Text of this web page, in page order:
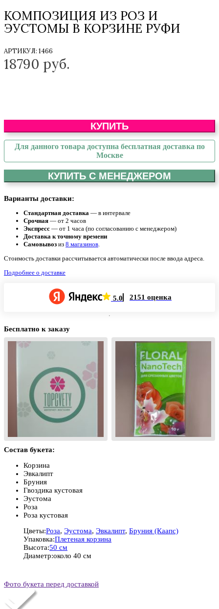
КОМПОЗИЦИЯ ИЗ РОЗ И
ЭУСТОМЫ В КОРЗИНЕ РУФИ
АРТИКУЛ: 1466
18790 руб.
КУПИТЬ
Для данного товара доступна бесплатная доставка по
Москве
КУПИТЬ С МЕНЕДЖЕРОМ
Варианты доставки:
Стандартная доставка — в интервале
Срочная — от 2 часов
Экспресс — от 1 часа (по согласованию с менеджером)
Доставка к точному времени
Самовывоз из 8 магазинов
Стоимость доставки рассчитывается автоматически после ввода адреса.
Подробнее о доставке
5.0 2151 оценка
Бесплатно к заказу
Состав букета:
Корзина
Эвкалипт
Бруния
Гвоздика кустовая
Эустома
Роза
Роза кустовая
Цветы:Роза, Эустома, Эвкалипт, Бруния (Каапс)
Упаковка:Плетеная корзина
Высота:50 см
Диаметр:около 40 см
Фото букета перед доставкой